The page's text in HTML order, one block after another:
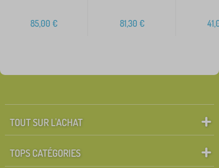
85,00 € 81,30 €
TOUT SUR L'ACHAT
TOPS CATÉGORIES